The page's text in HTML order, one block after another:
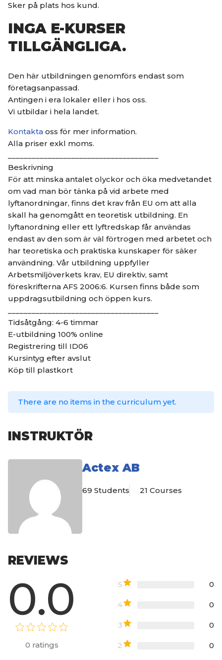
Sker på plats hos kund.
INGA E-KURSER
TILLGÄNGLIGA.
Den här utbildningen genomförs endast som
företagsanpassad.
Antingen i era lokaler eller i hos oss.
Vi utbildar i hela landet.
Kontakta oss för mer information.
Alla priser exkl moms.
Beskrivning
För att minska antalet olyckor och öka medvetandet
om vad man bör tänka på vid arbete med
lyftanordningar, finns det krav från EU om att alla
skall ha genomgått en teoretisk utbildning. En
lyftanordning eller ett lyftredskap får användas
endast av den som är väl förtrogen med arbetet och
har teoretiska och praktiska kunskaper för säker
användning. Vår utbildning uppfyller
Arbetsmiljöverkets krav, EU direktiv, samt
föreskrifterna AFS 2006:6. Kursen finns både som
uppdragsutbildning och öppen kurs.
Tidsåtgång: 4-6 timmar
E-utbildning 100% online
Registrering till ID06
Kursintyg efter avslut
Köp till plastkort
There are no items in the curriculum yet.
INSTRUKTÖR
Actex AB
69 Students 21 Courses
REVIEWS
0.0
0 ratings
5 0
4 0
3 0
2 0